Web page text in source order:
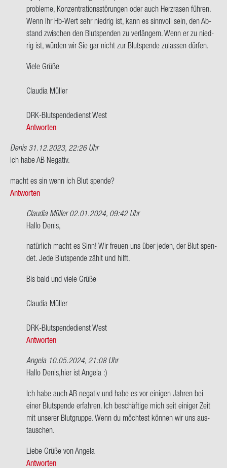
pro­ble­me, Kon­zen­tra­ti­ons­stö­run­gen oder auch Herz­ra­sen füh­ren.
Wenn Ihr Hb-​Wert sehr nied­rig ist, kann es sinn­voll sein, den Ab­
stand zwi­schen den Blut­spen­den zu ver­län­gern. Wenn er zu nied­
rig ist, wür­den wir Sie gar nicht zur Blut­spen­de zu­las­sen dür­fen.
Viele Grüße
Clau­dia Mül­ler
DRK-​Blutspendedienst West
Antworten
Denis 31.12.2023, 22:26 Uhr
Ich habe AB Ne­ga­tiv.
macht es sin wenn ich Blut spen­de?
Antworten
Claudia Müller02.01.2024, 09:42 Uhr
Ant­
auf
Ich
habe
Ne­
tiv.
macht…
Denis
Hallo Denis,
na­tür­lich macht es Sinn! Wir freu­en uns über jeden, der Blut spen­
det. Jede Blut­spen­de zählt und hilft.
Bis bald und viele Grüße
Clau­dia Mül­ler
DRK-​Blutspendedienst West
Antworten
Angela 10.05.2024, 21:08 Uhr
Ant­
auf
Ich
habe
AB
Ne­
ga­
Hallo Denis,hier ist An­ge­la :)
Ich habe auch AB ne­ga­tiv und habe es vor ei­ni­gen Jah­ren bei
einer Blut­spen­de er­fah­ren. Ich be­schäf­ti­ge mich seit ei­ni­ger Zeit
mit un­se­rer Blut­grup­pe. Wenn du möch­test kön­nen wir uns aus­
tau­schen.
Liebe Grüße von An­ge­la
Antworten